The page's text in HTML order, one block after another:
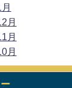
月
月
月